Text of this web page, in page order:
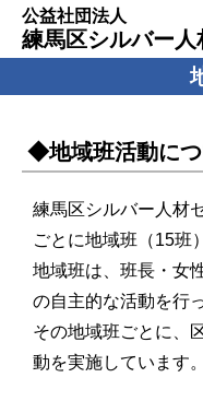
公益社団法人
練馬区シルバー人
◆地域班活動に
練馬区シルバー人材
ごとに地域班（15班
地域班は、班長・女
の自主的な活動を行
その地域班ごとに、
動を実施しています。